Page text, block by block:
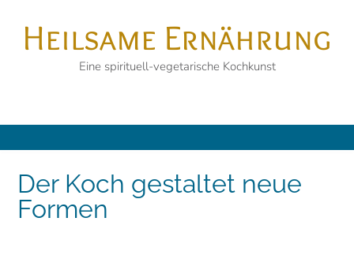
contentHeilsame Ernährung
Eine spirituell-vegetarische Kochkunst
Der Koch gestaltet neue
Formen